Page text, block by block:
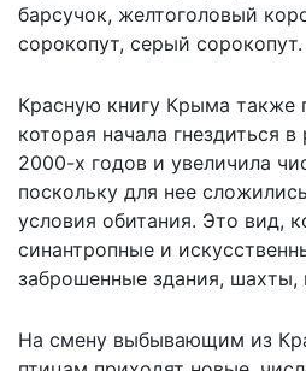
барсучок, желтоголовый
сорокопут, серый сорокопут.
Красную книгу Крыма также
которая начала гнездиться в
2000-х годов и увеличила
поскольку для нее
условия обитания. Это вид,
синантропные и
заброшенные здания, шахты,
На смену выбывающим из